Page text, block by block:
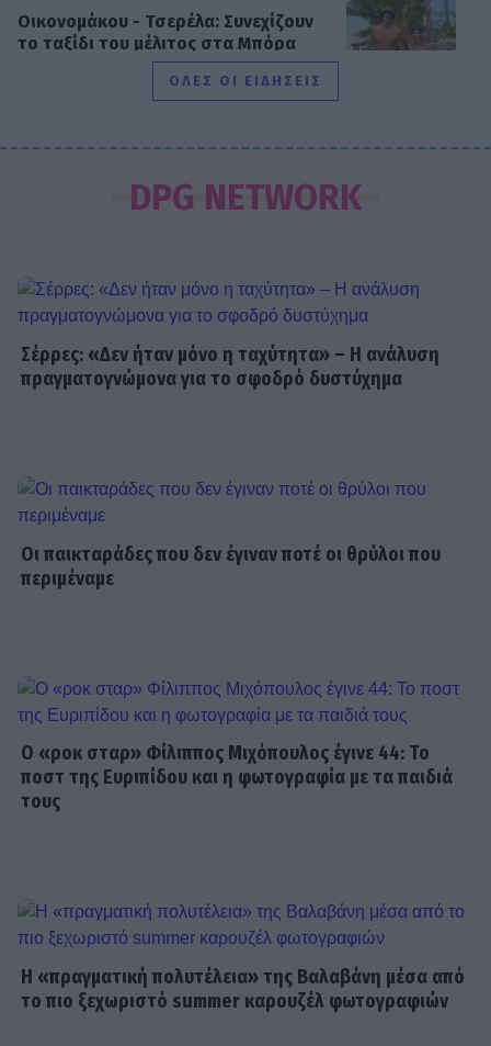
Οικονομάκου - Τσερέλα: Συνεχίζουν
το ταξίδι του μέλιτος στα Μπόρα
Μπόρα - Νέες φωτογραφίες
Ανδρέας Γεωργίου: «Η γέννηση της
κόρης μου άλλαξε ριζικά τη ζωή μου
GOSSIP SPECIALS
Δημήτρης Παπαμιχαήλ: Ο έρωτας, οι
ρόλοι και οι πληγές του ανθρώπου
πίσω από τον μεγάλο πρωταγωνιστή
SHOWBIZ
Μάντυ Λάμπου: Πώς είναι και πού
παρουσιάστρια του «Ok» στο MAD
Ρίκα Διαλυνά: Η διεθνής Ελληνίδα
που κατέκτησε τα πλατό, τα
καλλιστεία και τις καρδιές μας
GOSSIP SPECIALS
MEDIA
Γιώργος Κουβαράς: «Θα παραμείνω
ΟΛΕΣ ΟΙ ΕΙΔΗΣΕΙΣ
DPG NETWORK
Σέρρες: «Δεν ήταν μόνο η ταχύτητα» – Η ανάλυση
πραγματογνώμονα για το σφοδρό δυστύχημα
Οι παικταράδες που δεν έγιναν ποτέ οι θρύλοι που
περιμέναμε
Ο «ροκ σταρ» Φίλιππος Μιχόπουλος έγινε 44: Το
ποστ της Ευριπίδου και η φωτογραφία με τα παιδιά
τους
Η «πραγματική πολυτέλεια» της Βαλαβάνη μέσα από
το πιο ξεχωριστό summer καρουζέλ φωτογραφιών